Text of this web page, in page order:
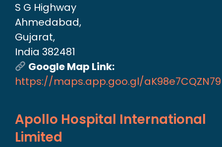
S G Highway
Ahmedabad,
Gujarat,
India 382481
Google Map Link:
https://maps.app.goo.gl/
Apollo Hospital International
Limited